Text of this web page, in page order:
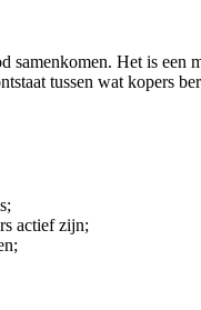
Het is
tussen wat kopers
actief zijn;